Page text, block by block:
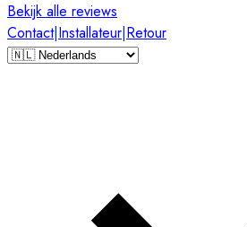
Bekijk alle reviews
Contact|Installateur|Retour